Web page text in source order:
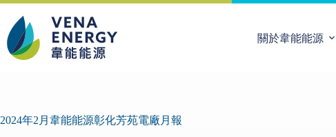
關於韋能能源
2024年2月韋能能源彰化芳苑電廠月報